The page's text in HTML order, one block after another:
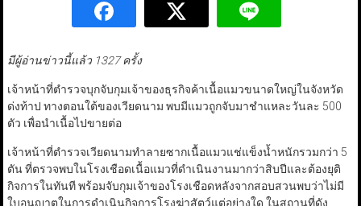
มีผู้อ่านข่าวนี้แล้ว 1327 ครั้ง
เจ้าหน้าที่ตำรวจบุกจับกุมเจ้าของธุรกิจค้าเนื้อแมวขนาดใหญ่ในจังหวัด
ด่งท้าป ทางตอนใต้ของเวียดนาม พบมีแมวถูกจับมาชำแหละวันละ 500
ตัว เพื่อนำเนื้อไปขายต่อ
เจ้าหน้าที่ตำรวจเวียดนามทำลายซากเนื้อแมวแช่แข็งน้ำหนักรวมกว่า 5
ตัน ที่ตรวจพบในโรงเชือดเนื้อแมวที่ดำเนินงานมากว่าสิบปีและต้องยุติ
กิจการในทันที พร้อมจับกุมเจ้าของโรงเชือดหลังจากสอบสวนพบว่าไม่มี
ใบอนุญาตในการดำเนินกิจการโรงฆ่าสัตว์แต่อย่างใด ในสถานที่ดัง